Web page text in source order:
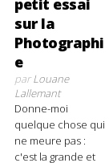
petit essai
sur la
Photographi
e
parLouane
Lallemant
Donne-moi
quelque chose qui
ne meure pas :
c'est la grande et